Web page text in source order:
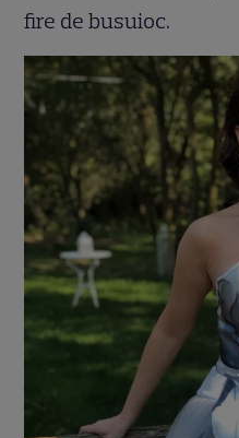
fire de busuioc.